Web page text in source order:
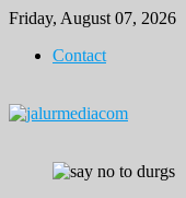
Skip
content
Friday, August 07, 2026
Contact